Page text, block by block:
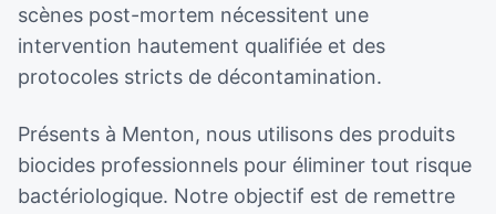
scènes post-mortem nécessitent une
intervention hautement qualifiée et des
protocoles stricts de décontamination.
Présents à Menton, nous utilisons des produits
biocides professionnels pour éliminer tout risque
bactériologique. Notre objectif est de remettre